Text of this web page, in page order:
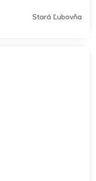
Stará Ľubovňa